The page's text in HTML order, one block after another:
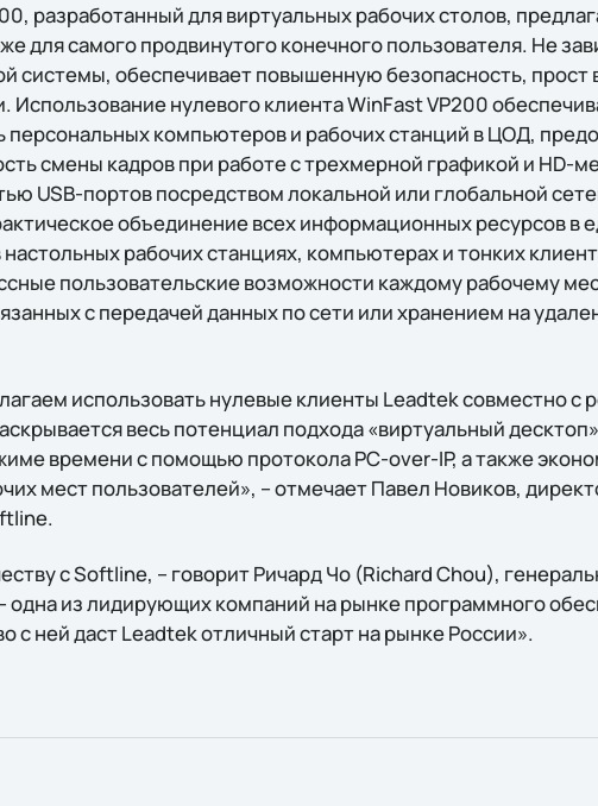
разработанный для виртуальных рабочих столов,
для самого продвинутого конечного пользователя. Не
системы, обеспечивает повышенную безопасность, прост
Использование нулевого клиента WinFast VP200
компьютеров и рабочих станций в ЦОД,
смены кадров при работе с трехмерной графикой и HD-
USB-портов посредством локальной или глобальной
объединение всех информационных ресурсов в
рабочих станциях, компьютерах и тонких
пользовательские возможности каждому рабочему
с передачей данных по сети или хранением на
использовать нулевые клиенты Leadtek совместно с
весь потенциал подхода «виртуальный
времени с помощью протокола PC-over-IP, а также
мест пользователей», – отмечает Павел Новиков,
с Softline, – говорит Ричард Чо (Richard Chou),
одна из лидирующих компаний на рынке программного
с ней даст Leadtek отличный старт на рынке России».